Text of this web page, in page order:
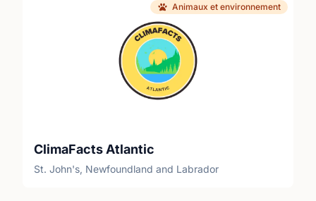
Animaux et environnement
ClimaFacts Atlantic
St. John's, Newfoundland and Labrador